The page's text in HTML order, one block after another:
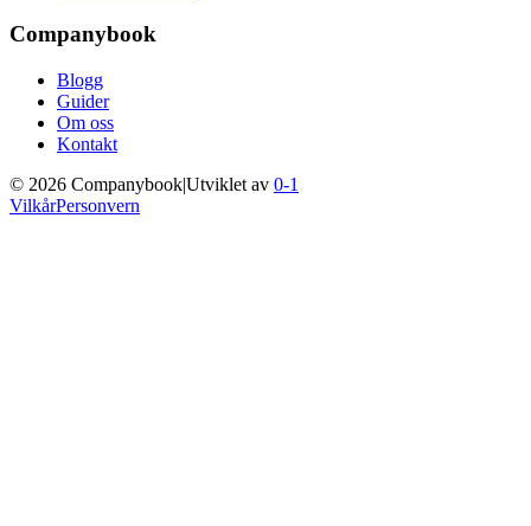
Companybook
Blogg
Guider
Om oss
Kontakt
© 2026 Companybook|Utviklet av 0-1
VilkårPersonvern